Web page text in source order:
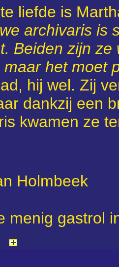
liefde is
archivaris is
Beiden zijn
maar het moet
hij wel. Zij
dankzij een
kwamen ze
Holmbeek
menig gastrol